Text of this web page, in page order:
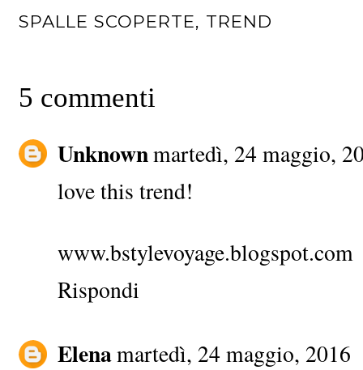
SPALLE SCOPERTE, TREND
5 commenti
Unknownmartedì, 24 maggio,
love this trend!
www.bstylevoyage.blogspot.com
Rispondi
Elenamartedì, 24 maggio, 2016